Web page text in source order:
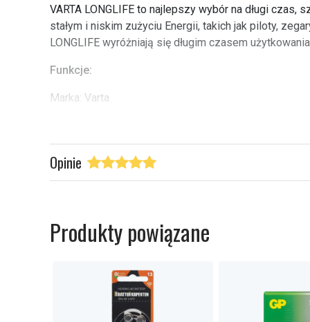
VARTA LONGLIFE to najlepszy wybór na długi czas,
stałym i niskim zużyciu Energii, takich jak piloty,
LONGLIFE wyróżniają się długim czasem
Funkcje:
Marka: Varta
Bateriastorlek: AAA / LR3
Napięcie: 1.5V
Akumulatorowa: Nie
Model:
Typ produktu:
Opinie
Produkty powiązane